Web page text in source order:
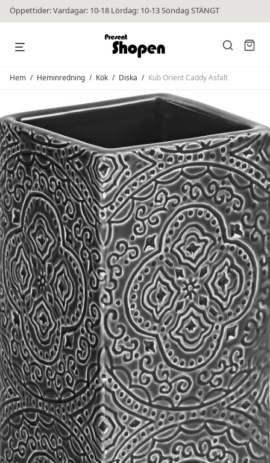
Öppettider: Vardagar: 10-18 Lördag: 10-13 Söndag STÄNGT
Hem / Heminredning / Kök / Diska / Kub Orient Caddy Asfalt